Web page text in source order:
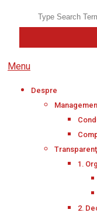
Search
Secondary
Menu
Menu
Despre
1.
2.